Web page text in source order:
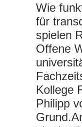
Wie
für
spielen
Offene
Kollege
Philipp